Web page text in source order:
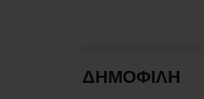
ΔΗΜΟΦΙΛΗ